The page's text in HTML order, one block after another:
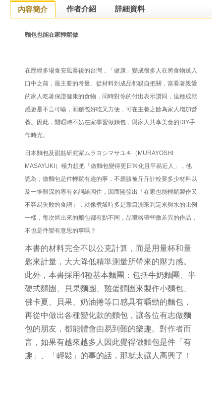
內容簡介 作者介紹 詳細資料
麵包也能在家輕鬆做
在歷經多場食安風暴後的台灣，「健康」變成很多人在將食物送入
口中之前，最主要的考量。從材料到成品都親自把關，當看著親愛
的家人吃著保證健康的食物，同時對你的付出表示讚同，這種成就
感更是不言可喻，而麵包好吃又方便，可在主餐之餘為家人增加營
養。因此，閒暇時不妨在家學習做麵包，與家人共享美食的DIY手
作時光。
日本麵包及甜點研究家ムラヨシマサユキ（MURAYOSHI
MASAYUKI）極力想把「做麵包變得更日常化且平易近人」，他
認為，做麵包是件輕鬆有趣的事，不應該被斤斤計較要多少材料以
及一堆艱深的專有名詞給困住，因而開發出「在家也能輕鬆製作又
不容易失敗的食譜」，就像煮飯時多是靠目測來判定米與水的比例
一樣，每次烤出來的麵包都有點不同，品嚐略帶些微差異的作品，
不也是件蠻有意思的事嗎？
本書的材料完全不以公克計算，而是用量杯和量
匙來計量，大大降低精準測量所帶來的壓力感。
此外，本書採用4種基本麵團：包括牛奶麵團、 半
硬式麵團
貝果麵團 雞蛋麵團來製作小麵包、
佛卡夏、貝果、奶油捲等口感具有嚼勁的麵包，
再從中做出各種變化款的麵包，讓各位有志做麵
包的朋友，都能體會由易到難的樂趣。對作者而
言，如果有越來越多人因此覺得做麵包是件「有
趣」、「輕鬆」的事的話，那就太讓人高興了！